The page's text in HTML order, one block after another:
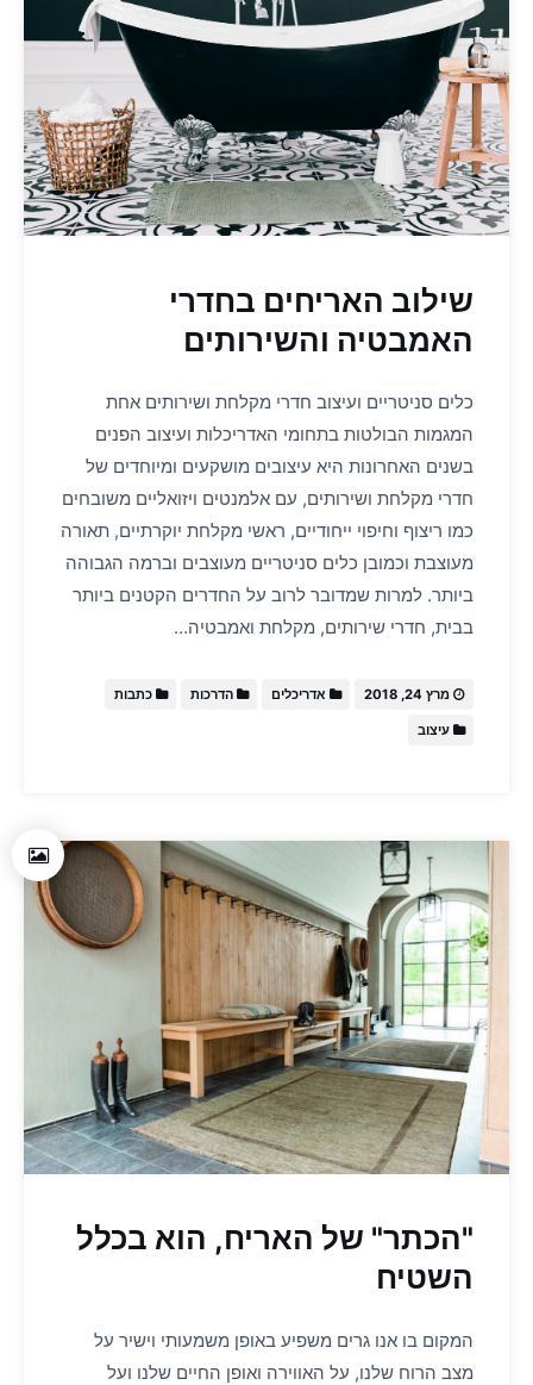
שילוב האריחים בחדרי
האמבטיה והשירותים
כלים סניטריים ועיצוב חדרי מקלחת ושירותים אחת
המגמות הבולטות בתחומי האדריכלות ועיצוב הפנים
בשנים האחרונות היא עיצובים מושקעים ומיוחדים של
חדרי מקלחת ושירותים, עם אלמנטים ויזואליים משובחים
כמו ריצוף וחיפוי ייחודיים, ראשי מקלחת יוקרתיים, תאורה
מעוצבת וכמובן כלים סניטריים מעוצבים וברמה הגבוהה
ביותר. למרות שמדובר לרוב על החדרים הקטנים ביותר
בבית, חדרי שירותים, מקלחת ואמבטיה…
מרץ 24, 2018 אדריכלים הדרכות כתבות
עיצוב
"הכתר" של האריח, הוא בכלל
השטיח
המקום בו אנו גרים משפיע באופן משמעותי וישיר על
מצב הרוח שלנו, על האווירה ואופן החיים שלנו ועל